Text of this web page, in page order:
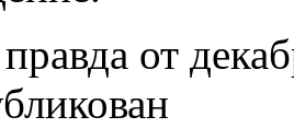
правда от